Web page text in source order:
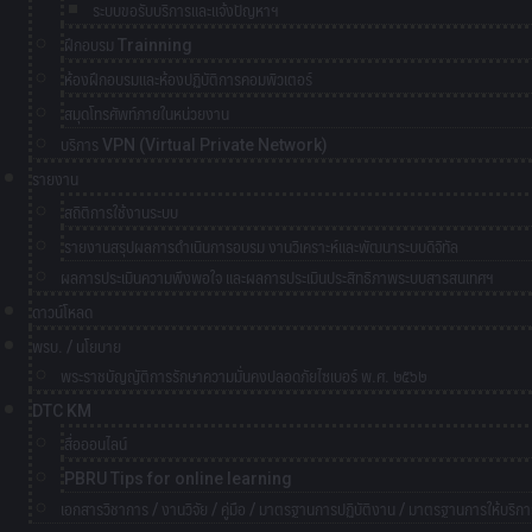
ระบบขอรับบริการและแจ้งปัญหาฯ
ฝึกอบรม Trainning
ห้องฝึกอบรมและห้องปฏิบัติการคอมพิวเตอร์
สมุดโทรศัพท์ภายในหน่วยงาน
บริการ VPN (Virtual Private Network)
รายงาน
สถิติการใช้งานระบบ
รายงานสรุปผลการดำเนินการอบรม งานวิเคราะห์และพัฒนาระบบดิจิทัล
ผลการประเมินความพึงพอใจ และผลการประเมินประสิทธิภาพระบบสารสนเทศฯ
ดาวน์โหลด
พรบ. / นโยบาย
พระราชบัญญัติการรักษาความมั่นคงปลอดภัยไซเบอร์ พ.ศ. ๒๕๖๒
DTC KM
สื่อออนไลน์
PBRU Tips for online learning
เอกสารวิชาการ / งานวิจัย / คู่มือ / มาตรฐานการปฏิบัติงาน / มาตรฐานการให้บริก